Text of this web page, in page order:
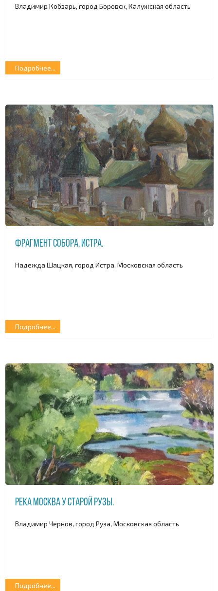
Владимир Кобзарь, город Боровск, Калужская область
Подробнее...
Фрагмент собора. Истра.
Надежда Шацкая, город Истра, Московская область
Подробнее...
Река Москва у Старой Рузы.
Владимир Чернов, город Руза, Московская область
Подробнее...